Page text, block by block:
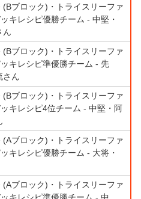
(Bブロック)・トライスリーファ
キレシピ優勝チーム - 中堅・
ん
(Bブロック)・トライスリーファ
キレシピ準優勝チーム - 先
さん
(Bブロック)・トライスリーファ
キレシピ4位チーム - 中堅・阿
(Aブロック)・トライスリーファ
キレシピ優勝チーム - 大将・
(Aブロック)・トライスリーファ